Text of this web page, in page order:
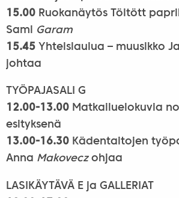
15.00Ruokanäytös Töltött
Sami Garam
15.45Yhteislaulua – muusikko
johtaa
TYÖPAJASALI G
12.00-13.00Matkailuelokuvia
esityksenä
13.00-16.30Kädentaitojen
Anna Makovecz ohjaa
LASIKÄYTÄVÄ E ja GALLERIAT